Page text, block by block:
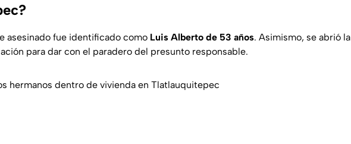
asesinado fue identificado como Luis Alberto de 53 años. Asimismo, se abrió la
para dar con el paradero del presunto responsable.
hermanos dentro de vivienda en Tlatlauquitepec